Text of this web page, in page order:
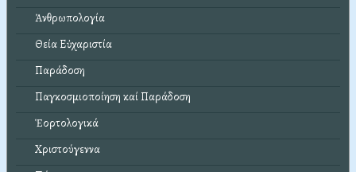
Ἀνθρωπολογία
Θεία Εὐχαριστία
Παράδοση
Παγκοσμιοποίηση καί Παράδοση
Ἑορτολογικά
Χριστούγεννα